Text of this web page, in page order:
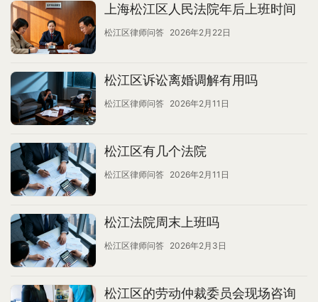
上海松江区人民法院年后上班时间
松江区律师问答 2026年2月22日
松江区诉讼离婚调解有用吗
松江区律师问答 2026年2月11日
松江区有几个法院
松江区律师问答 2026年2月11日
松江法院周末上班吗
松江区律师问答 2026年2月3日
松江区的劳动仲裁委员会现场咨询